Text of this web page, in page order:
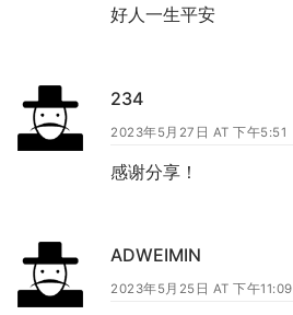
好人一生平安
234
2023年5月27日 AT 下午5:51
感谢分享！
ADWEIMIN
2023年5月25日 AT 下午11:09